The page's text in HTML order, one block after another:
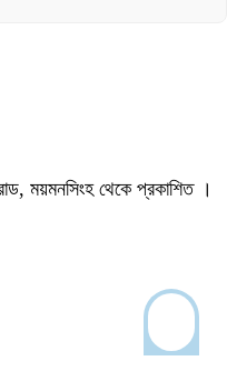
ময়মনসিংহ থেকে প্রকাশিত ।